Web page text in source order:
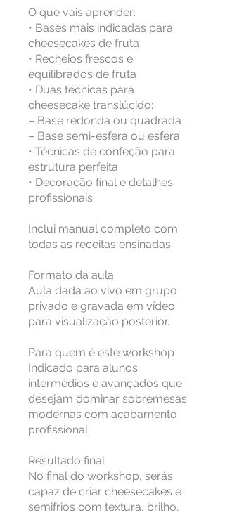
O que vais aprender:
• Bases mais indicadas para
cheesecakes de fruta
• Recheios frescos e
equilibrados de fruta
• Duas técnicas para
cheesecake translúcido:
– Base redonda ou quadrada
– Base semi-esfera ou esfera
• Técnicas de confeção para
estrutura perfeita
• Decoração final e detalhes
profissionais
Inclui manual completo com
todas as receitas ensinadas.
Formato da aula
Aula dada ao vivo em grupo
privado e gravada em vídeo
para visualização posterior.
Para quem é este workshop
Indicado para alunos
intermédios e avançados que
desejam dominar sobremesas
modernas com acabamento
profissional.
Resultado final
No final do workshop, serás
capaz de criar cheesecakes e
semifrios com textura, brilho,